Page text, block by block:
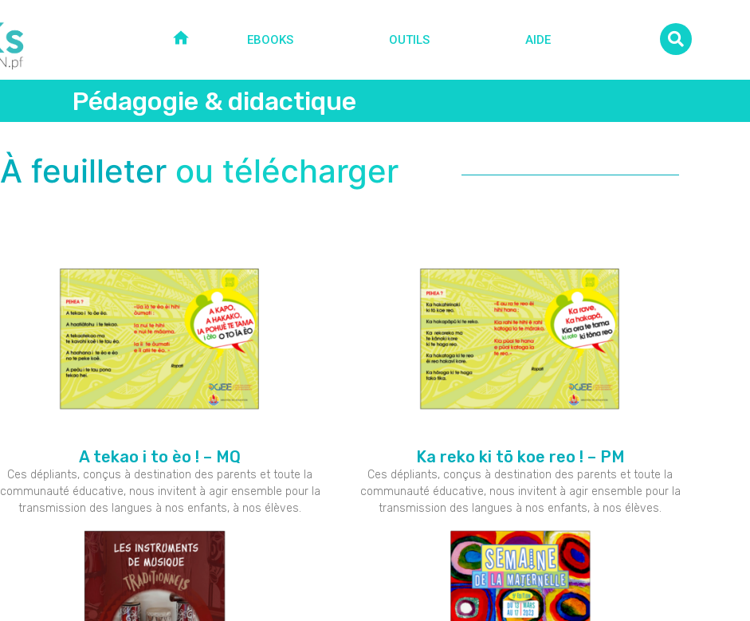
EBOOKS OUTILS AIDE
Pédagogie & didactique
À feuilleter ou télécharger
A tekao i to èo ! – MQ
Ces dépliants, conçus à destination des parents et toute la
communauté éducative, nous invitent à agir ensemble pour la
transmission des langues à nos enfants, à nos élèves.
Ka reko ki tō koe reo ! – PM
Ces dépliants, conçus à destination des parents et toute la
communauté éducative, nous invitent à agir ensemble pour la
transmission des langues à nos enfants, à nos élèves.